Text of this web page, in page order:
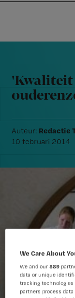
navigation
content
Nursing
'Kwaliteit
Auteur: Redactie
10 februari 2014
We Care About
We and our889
data or unique
tracking
partners process